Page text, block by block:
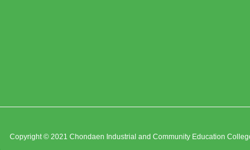
Copyright © 2021 Chondaen Industrial and Community Education